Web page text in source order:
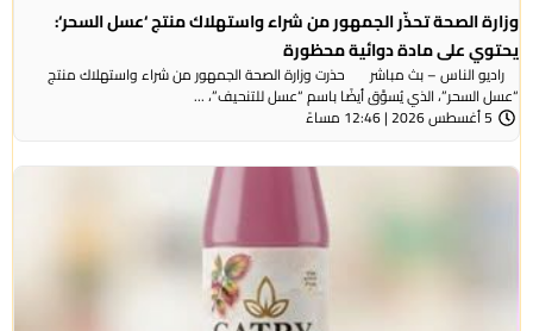
وزارة الصحة تحذّر الجمهور من شراء واستهلاك منتج ‘عسل السحر‘:
يحتوي على مادة دوائية محظورة
راديو الناس – بث مباشر حذرت وزارة الصحة الجمهور من شراء واستهلاك منتج
“عسل السحر”، الذي يُسوَّق أيضًا باسم “عسل للتنحيف”، ...
5 أغسطس 2026 | 12:46 مساءً